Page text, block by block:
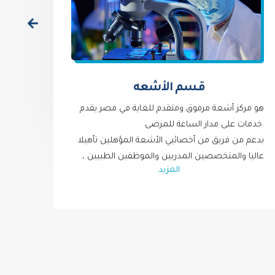
قـسم الأشعه
خدمات على مدار الساعة للمرضى.
بدعم من فريق من أخصائيي الأشعة المؤهلين تأهيلا
عاليا والمتخصصين المدربين والموظفين الطبيين ،
نقدم مجموعة واسعة من الخدمات التشخيصية و
المزيد